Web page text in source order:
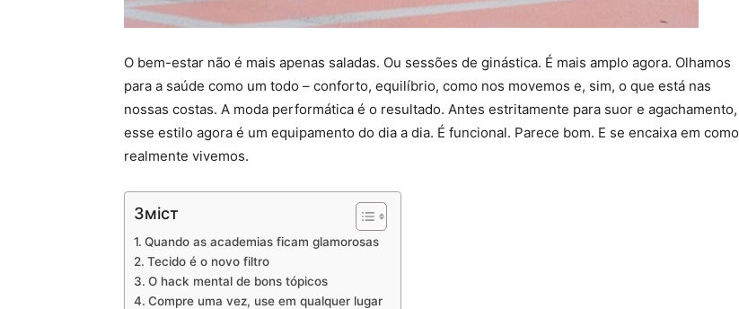
O bem-estar não é mais apenas saladas. Ou sessões de ginástica. É mais amplo agora. Olhamos
para a saúde como um todo – conforto, equilíbrio, como nos movemos e, sim, o que está nas
nossas costas. A moda performática é o resultado. Antes estritamente para suor e agachamento,
esse estilo agora é um equipamento do dia a dia. É funcional. Parece bom. E se encaixa em como
realmente vivemos.
Зміст
Quando as academias ficam glamorosas
Tecido é o novo filtro
O hack mental de bons tópicos
Compre uma vez, use em qualquer lugar